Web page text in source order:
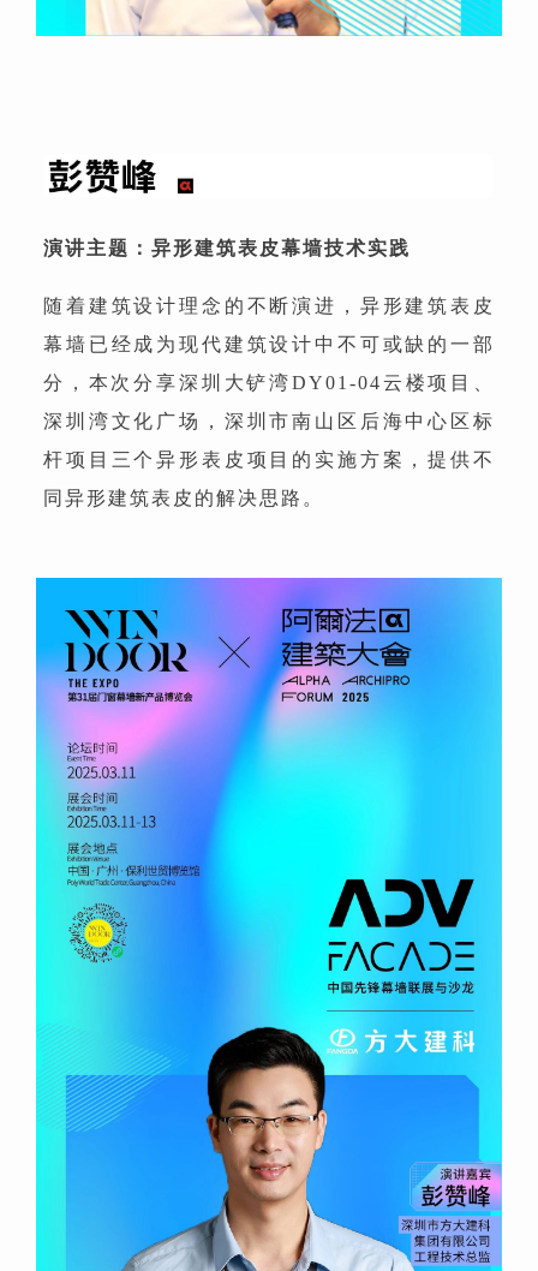
演讲主题：异形建筑表皮幕墙技术实践
随着建筑设计理念的不断演进，异形建筑表皮
幕墙已经成为现代建筑设计中不可或缺的一部
分，本次分享深圳大铲湾DY01-04云楼项目、
深圳湾文化广场，深圳市南山区后海中心区标
杆项目三个异形表皮项目的实施方案，提供不
同异形建筑表皮的解决思路。